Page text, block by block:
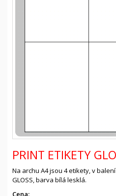
PRINT ETIKETY
Na archu A4 jsou 4 etikety, v
GLOSS, barva bílá lesklá.
Cena: